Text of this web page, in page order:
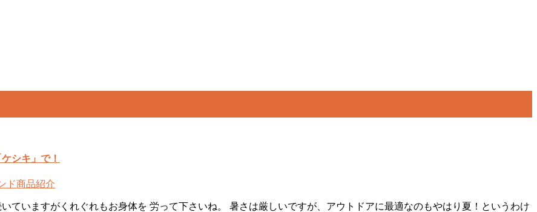
シキ」で！
ド商品紹介
ていますがくれぐれもお身体を 労って下さいね。 暑さは厳しいですが、アウトドアに最適なのもやはり夏！というわけ